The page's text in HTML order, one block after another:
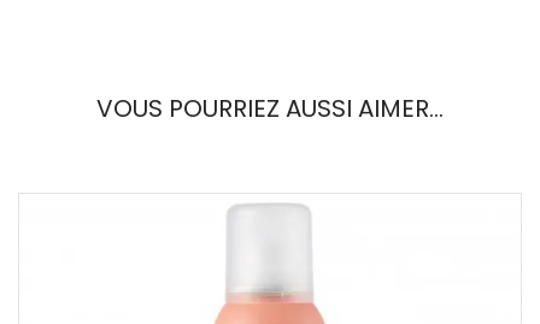
VOUS POURRIEZ AUSSI AIMER…